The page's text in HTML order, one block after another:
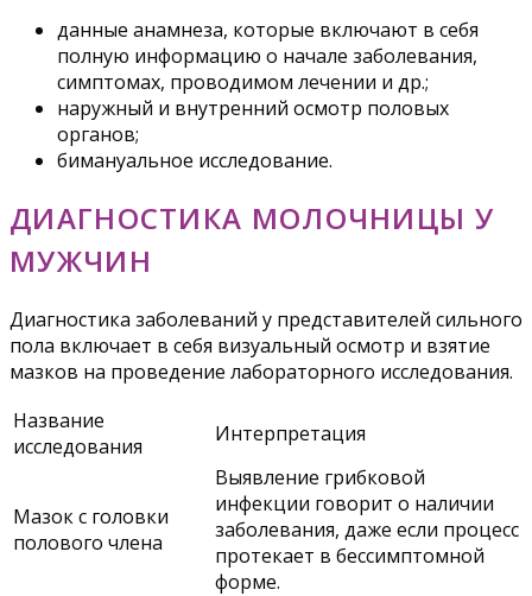
данные анамнеза, которые включают в себя
полную информацию о начале заболевания,
симптомах, проводимом лечении и др.;
наружный и внутренний осмотр половых
органов;
бимануальное исследование.
ДИАГНОСТИКА МОЛОЧНИЦЫ У
МУЖЧИН
Диагностика заболеваний у представителей сильного
пола включает в себя визуальный осмотр и взятие
мазков на проведение лабораторного исследования.
Название
исследования
Интерпретация
Мазок с головки
полового члена
Выявление грибковой
инфекции говорит о наличии
заболевания, даже если процесс
протекает в бессимптомной
форме.